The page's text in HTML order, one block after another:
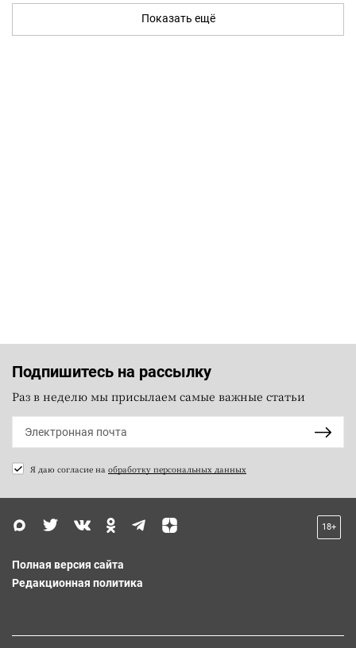
Показать ещё
Подпишитесь на рассылку
Раз в неделю мы присылаем самые важные статьи
Я даю согласие на обработку персональных данных
18+
Полная версия сайта
Редакционная политика